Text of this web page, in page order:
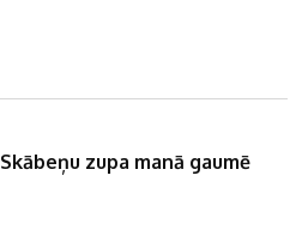
Skābeņu zupa manā gaumē